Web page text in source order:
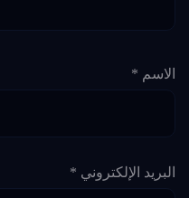
الاسم *
البريد الإلكتروني *